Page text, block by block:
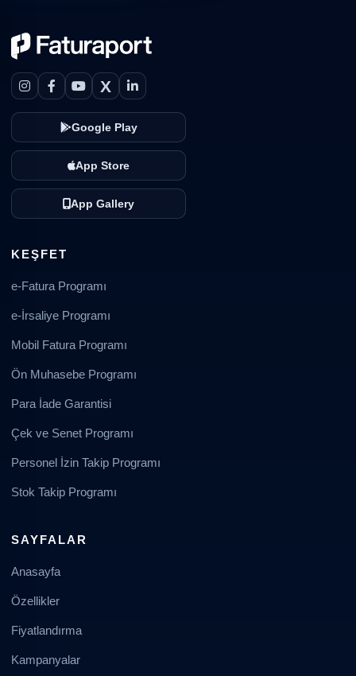
X
Google Play
App Store
App Gallery
KEŞFET
e-Fatura Programı
e-İrsaliye Programı
Mobil Fatura Programı
Ön Muhasebe Programı
Para İade Garantisi
Çek ve Senet Programı
Personel İzin Takip Programı
Stok Takip Programı
SAYFALAR
Anasayfa
Özellikler
Fiyatlandırma
Kampanyalar